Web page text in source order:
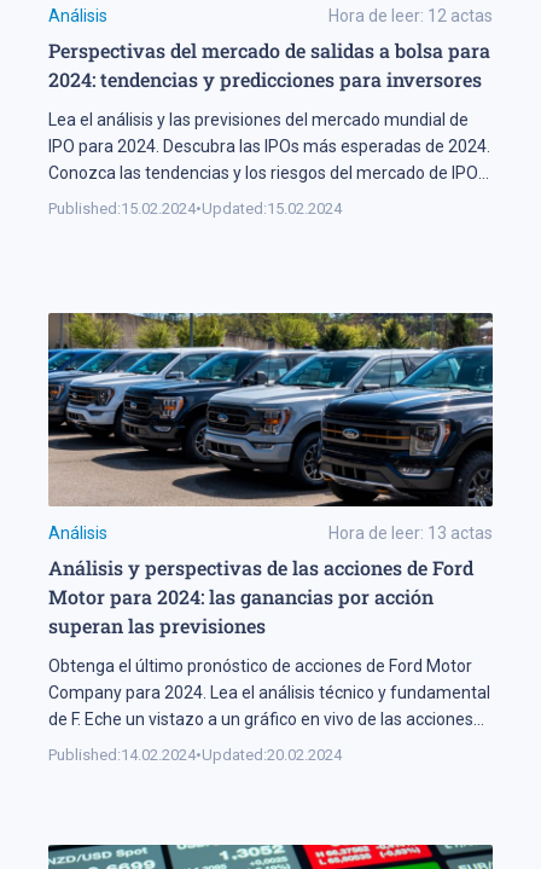
Análisis Hora de leer: 12 actas
Perspectivas del mercado de salidas a bolsa para
2024: tendencias y predicciones para inversores
Lea el análisis y las previsiones del mercado mundial de
IPO para 2024. Descubra las IPOs más esperadas de 2024.
Conozca las tendencias y los riesgos del mercado de IPOs
para 2024.
Published:15.02.2024•Updated:15.02.2024
Análisis Hora de leer: 13 actas
Análisis y perspectivas de las acciones de Ford
Motor para 2024: las ganancias por acción
superan las previsiones
Obtenga el último pronóstico de acciones de Ford Motor
Company para 2024. Lea el análisis técnico y fundamental
de F. Eche un vistazo a un gráfico en vivo de las acciones
de Ford Motor.
Published:14.02.2024•Updated:20.02.2024